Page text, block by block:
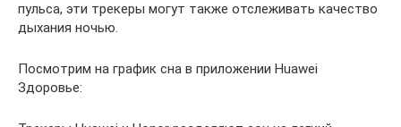
пульса, эти трекеры могут также отслеживать качество
дыхания ночью.
Посмотрим на график сна в приложении Huawei
Здоровье: